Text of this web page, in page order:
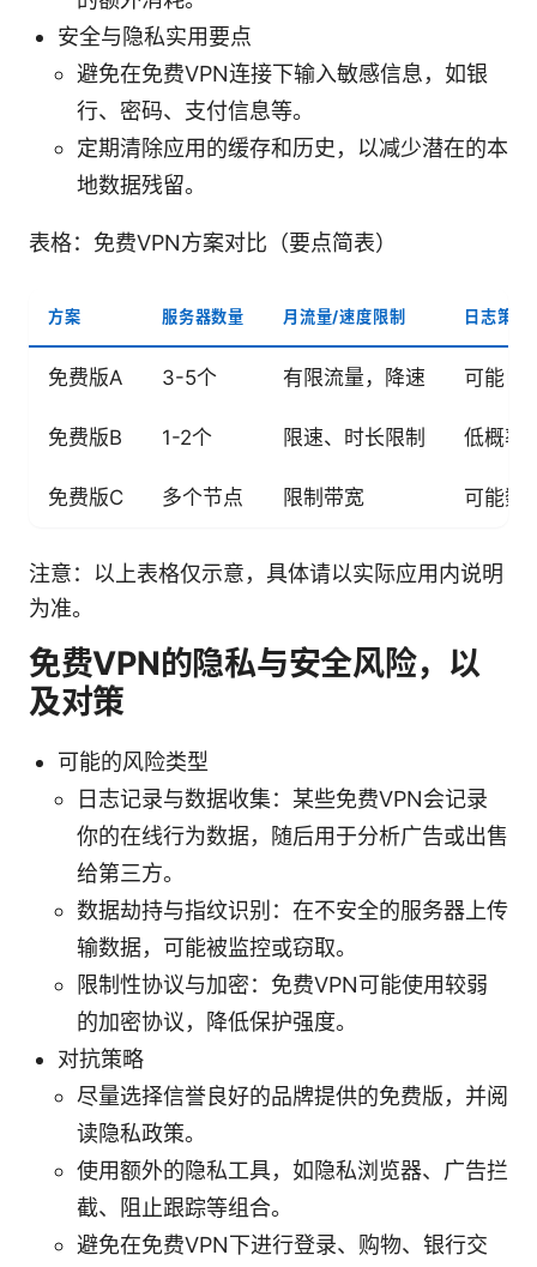
安全与隐私实用要点
避免在免费VPN连接下输入敏感信息，如银
行、密码、支付信息等。
定期清除应用的缓存和历史，以减少潜在的本
地数据残留。
表格：免费VPN方案对比（要点简表）
方案 服务器数量 月流量/速度限制 日志策略
免费版A 3-5个 有限流量，降速 可能日
免费版B 1-2个 限速、时长限制 低概率
免费版C 多个节点 限制带宽 可能数
注意：以上表格仅示意，具体请以实际应用内说明
为准。
免费VPN的隐私与安全风险，以
及对策
可能的风险类型
日志记录与数据收集：某些免费VPN会记录
你的在线行为数据，随后用于分析广告或出售
给第三方。
数据劫持与指纹识别：在不安全的服务器上传
输数据，可能被监控或窃取。
限制性协议与加密：免费VPN可能使用较弱
的加密协议，降低保护强度。
对抗策略
尽量选择信誉良好的品牌提供的免费版，并阅
读隐私政策。
使用额外的隐私工具，如隐私浏览器、广告拦
截、阻止跟踪等组合。
避免在免费VPN下进行登录、购物、银行交